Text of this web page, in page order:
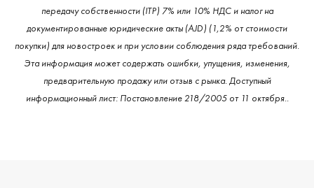
передачу собственности (ITP) 7% или 10% НДС и налог на
документированные юридические акты (AJD) (1,2% от стоимости
покупки) для новостроек и при условии соблюдения ряда требований.
Эта информация может содержать ошибки, упущения, изменения,
предварительную продажу или отзыв с рынка. Доступный
информационный лист: Постановление 218/2005 от 11 октября..